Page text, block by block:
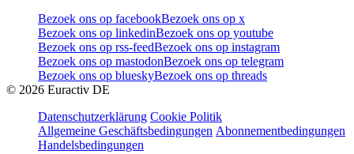
Bezoek ons op facebookBezoek ons op x
Bezoek ons op linkedinBezoek ons op youtube
Bezoek ons op rss-feedBezoek ons op instagram
Bezoek ons op mastodonBezoek ons op telegram
Bezoek ons op blueskyBezoek ons op threads
© 2026 Euractiv DE
Datenschutzerklärung Cookie Politik
Allgemeine Geschäftsbedingungen Abonnementbedingungen
Handelsbedingungen